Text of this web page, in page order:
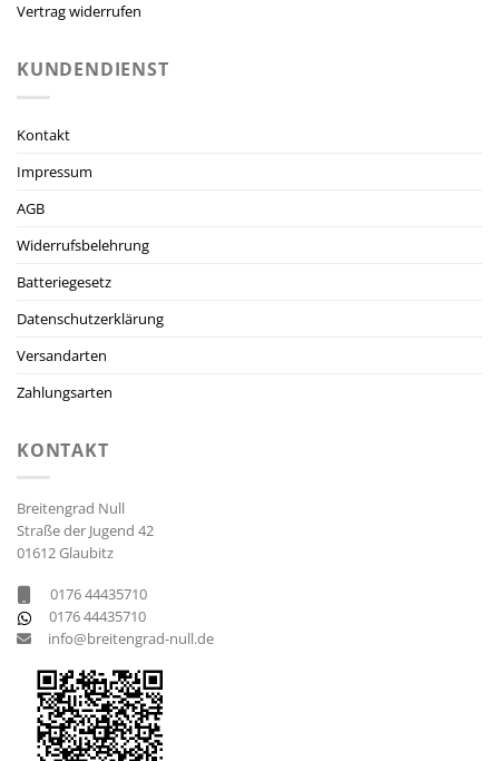
Vertrag widerrufen
KUNDENDIENST
Kontakt
Impressum
AGB
Widerrufsbelehrung
Batteriegesetz
Datenschutzerklärung
Versandarten
Zahlungsarten
KONTAKT
Breitengrad Null
Straße der Jugend 42
01612 Glaubitz
0176 44435710
0176 44435710
info@breitengrad-null.de